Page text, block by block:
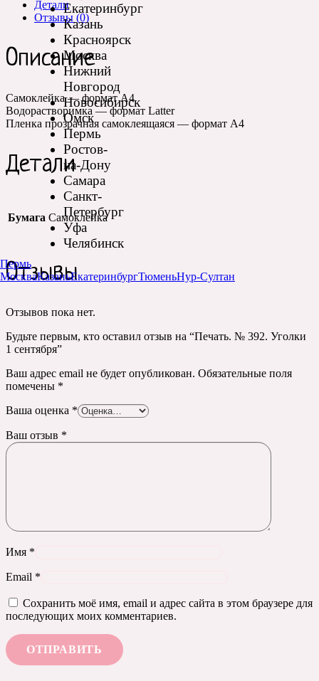
Екатеринбург
Казань
Красноярск
Москва
Нижний
Новгород
Новосибирск
Омск
Пермь
Ростов-
на-Дону
Самара
Санкт-
Петербург
Уфа
Челябинск
Пермь
МоскваКазаньЕкатеринбургТюменьНур-Султан
Детали
Отзывы (0)
Описание
Самоклейка — формат А4
Водорастворимка — формат Latter
Пленка прозрачная самоклеящаяся — формат А4
Детали
Бумага Самоклейка
Отзывы
Отзывов пока нет.
Будьте первым, кто оставил отзыв на “Печать. № 392. Уголки
1 сентября”
Ваш адрес email не будет опубликован. Обязательные поля
помечены *
Ваша оценка *
Ваш отзыв *
Имя *
Email *
Сохранить моё имя, email и адрес сайта в этом браузере для
последующих моих комментариев.